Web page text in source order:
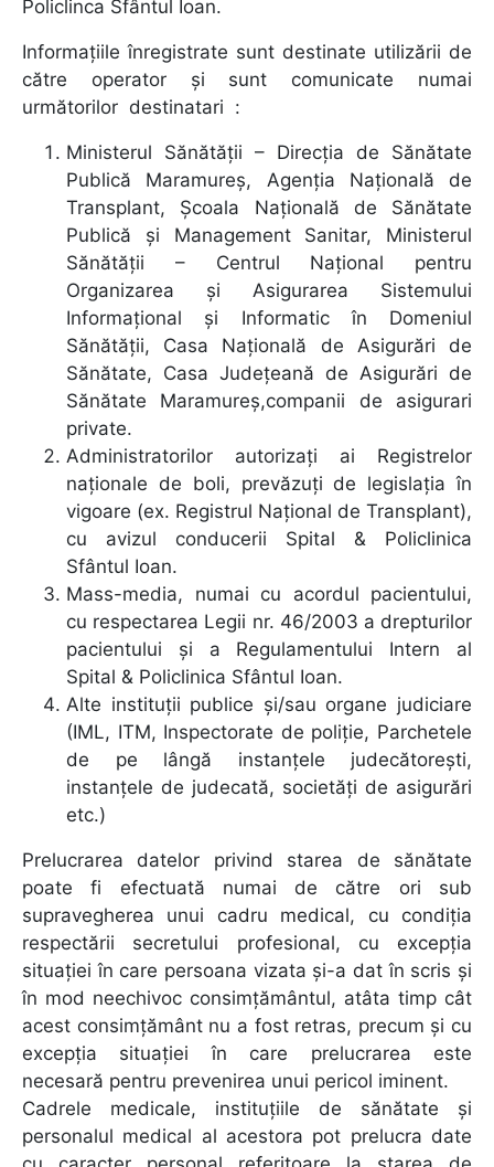
Policlinca Sfântul Ioan.
Informaţiile înregistrate sunt destinate utilizării de
către operator şi sunt comunicate numai
următorilor destinatari :
Ministerul Sănătăţii – Direcţia de Sănătate
Publică Maramureș, Agenţia Naţională de
Transplant, Şcoala Naţională de Sănătate
Publică şi Management Sanitar, Ministerul
Sănătăţii – Centrul Naţional pentru
Organizarea şi Asigurarea Sistemului
Informaţional şi Informatic în Domeniul
Sănătăţii, Casa Naţională de Asigurări de
Sănătate, Casa Judeţeană de Asigurări de
Sănătate Maramureș,companii de asigurari
private.
Administratorilor autorizaţi ai Registrelor
naţionale de boli, prevăzuţi de legislaţia în
vigoare (ex. Registrul Naţional de Transplant),
cu avizul conducerii Spital & Policlinica
Sfântul Ioan.
Mass-media, numai cu acordul pacientului,
cu respectarea Legii nr. 46/2003 a drepturilor
pacientului şi a Regulamentului Intern al
Spital & Policlinica Sfântul Ioan.
Alte instituții publice și/sau organe judiciare
(IML, ITM, Inspectorate de poliție, Parchetele
de pe lângă instanțele judecătorești,
instanțele de judecată, societăți de asigurări
etc.)
Prelucrarea datelor privind starea de sănătate
poate fi efectuată numai de către ori sub
supravegherea unui cadru medical, cu condiţia
respectării secretului profesional, cu excepţia
situaţiei în care persoana vizata şi-a dat în scris şi
în mod neechivoc consimţământul, atâta timp cât
acest consimţământ nu a fost retras, precum şi cu
excepţia situaţiei în care prelucrarea este
necesară pentru prevenirea unui pericol iminent.
Cadrele medicale, instituţiile de sănătate şi
personalul medical al acestora pot prelucra date